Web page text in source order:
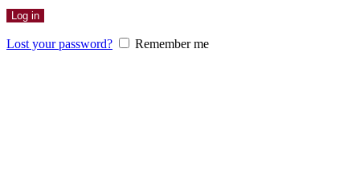
Log in
Lost your password? Remember me